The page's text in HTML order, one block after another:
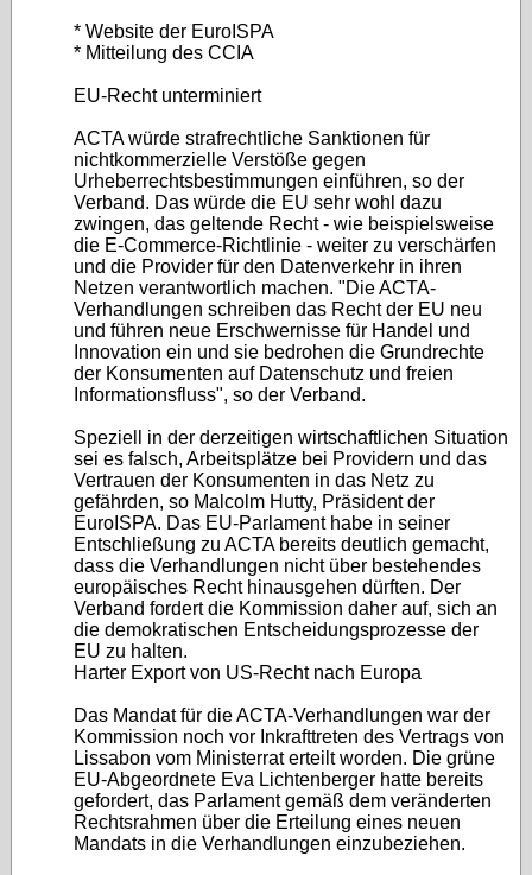
* Website der EuroISPA
* Mitteilung des CCIA
EU-Recht unterminiert
ACTA würde strafrechtliche Sanktionen für
nichtkommerzielle Verstöße gegen
Urheberrechtsbestimmungen einführen, so der
Verband. Das würde die EU sehr wohl dazu
zwingen, das geltende Recht - wie beispielsweise
die E-Commerce-Richtlinie - weiter zu verschärfen
und die Provider für den Datenverkehr in ihren
Netzen verantwortlich machen. "Die ACTA-
Verhandlungen schreiben das Recht der EU neu
und führen neue Erschwernisse für Handel und
Innovation ein und sie bedrohen die Grundrechte
der Konsumenten auf Datenschutz und freien
Informationsfluss", so der Verband.
Speziell in der derzeitigen wirtschaftlichen Situation
sei es falsch, Arbeitsplätze bei Providern und das
Vertrauen der Konsumenten in das Netz zu
gefährden, so Malcolm Hutty, Präsident der
EuroISPA. Das EU-Parlament habe in seiner
Entschließung zu ACTA bereits deutlich gemacht,
dass die Verhandlungen nicht über bestehendes
europäisches Recht hinausgehen dürften. Der
Verband fordert die Kommission daher auf, sich an
die demokratischen Entscheidungsprozesse der
EU zu halten.
Harter Export von US-Recht nach Europa
Das Mandat für die ACTA-Verhandlungen war der
Kommission noch vor Inkrafttreten des Vertrags von
Lissabon vom Ministerrat erteilt worden. Die grüne
EU-Abgeordnete Eva Lichtenberger hatte bereits
gefordert, das Parlament gemäß dem veränderten
Rechtsrahmen über die Erteilung eines neuen
Mandats in die Verhandlungen einzubeziehen.